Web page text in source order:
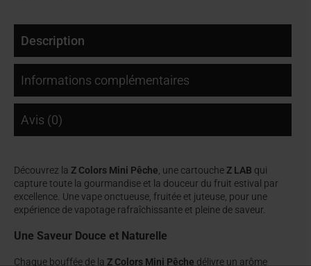
Description
Informations complémentaires
Avis (0)
Découvrez la Z Colors Mini Pêche , une cartouche Z LAB qui
capture toute la gourmandise et la douceur du fruit estival par
excellence. Une vape onctueuse, fruitée et juteuse, pour une
expérience de vapotage rafraîchissante et pleine de saveur.
Une Saveur Douce et Naturelle
Chaque bouffée de la Z Colors Mini Pêche délivre un arôme